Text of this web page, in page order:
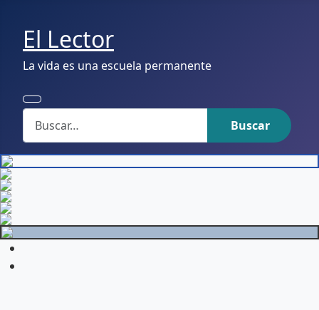
El Lector
La vida es una escuela permanente
Buscar
Buscar